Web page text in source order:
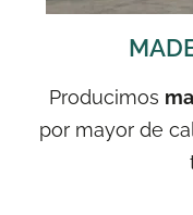
Producimos
por mayor de